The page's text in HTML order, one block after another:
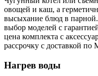
овощей и каш, а
высыхание блюд в
выбор моделей с
цена комплекта с
рассрочку с доставкой по
Нагрев воды